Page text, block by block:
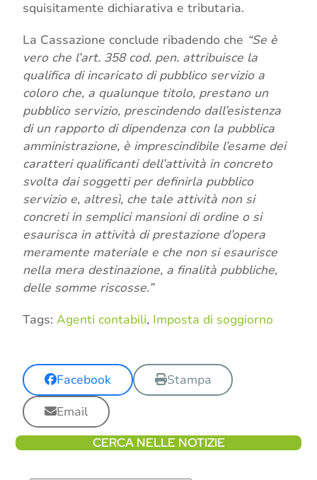
squisitamente dichiarativa e tributaria.
La Cassazione conclude ribadendo che “Se è
vero che l’art. 358 cod. pen. attribuisce la
qualifica di incaricato di pubblico servizio a
coloro che, a qualunque titolo, prestano un
pubblico servizio, prescindendo dall’esistenza
di un rapporto di dipendenza con la pubblica
amministrazione, è imprescindibile l’esame dei
caratteri qualificanti dell’attività in concreto
svolta dai soggetti per definirla pubblico
servizio e, altresì, che tale attività non si
concreti in semplici mansioni di ordine o si
esaurisca in attività di prestazione d’opera
meramente materiale e che non si esaurisce
nella mera destinazione, a finalità pubbliche,
delle somme riscosse.”
Tags: Agenti contabili, Imposta di soggiorno
Facebook
Stampa
Email
CERCA NELLE NOTIZIE